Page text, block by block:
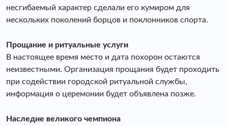
несгибаемый характер сделали его кумиром для
нескольких поколений борцов и поклонников спорта.
Прощание и ритуальные услуги
В настоящее время место и дата похорон остаются
неизвестными. Организация прощания будет проходить
при содействии городской ритуальной службы,
информация о церемонии будет объявлена позже.
Наследие великого чемпиона